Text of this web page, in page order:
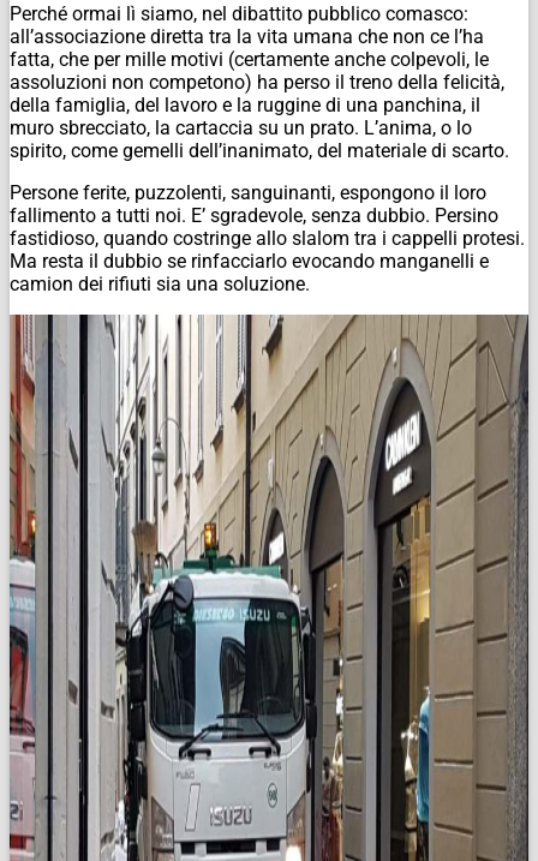
Perché ormai lì siamo, nel dibattito pubblico comasco:
all’associazione diretta tra la vita umana che non ce l’ha
fatta, che per mille motivi (certamente anche colpevoli, le
assoluzioni non competono) ha perso il treno della felicità,
della famiglia, del lavoro e la ruggine di una panchina, il
muro sbrecciato, la cartaccia su un prato. L’anima, o lo
spirito, come gemelli dell’inanimato, del materiale di scarto.
Persone ferite, puzzolenti, sanguinanti, espongono il loro
fallimento a tutti noi. E’ sgradevole, senza dubbio. Persino
fastidioso, quando costringe allo slalom tra i cappelli protesi.
Ma resta il dubbio se rinfacciarlo evocando manganelli e
camion dei rifiuti sia una soluzione.